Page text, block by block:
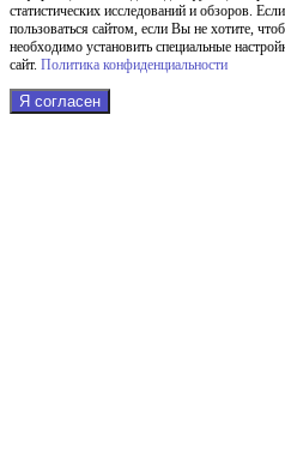
статистических исследований и обзоров.
пользоваться сайтом, если Вы не хотите,
необходимо установить специальные
сайт. Политика конфиденциальности
Я согласен